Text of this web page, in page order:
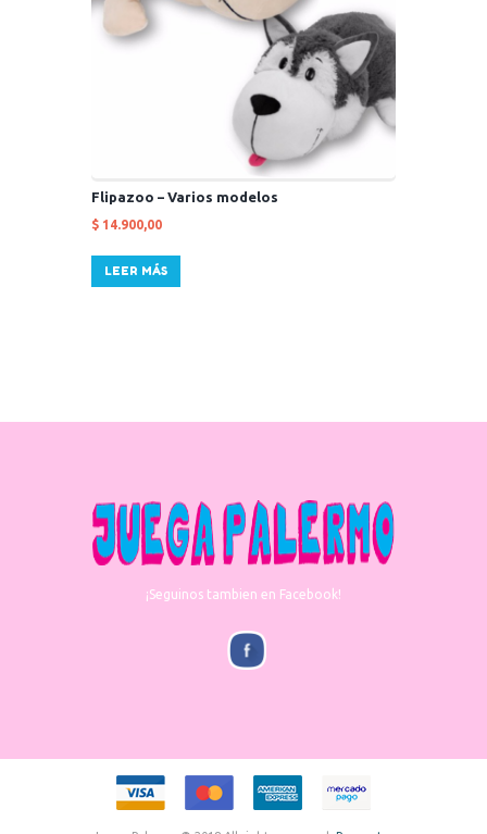
Flipazoo – Varios modelos
$ 14.900,00
LEER MÁS
¡Seguinos tambien en Facebook!